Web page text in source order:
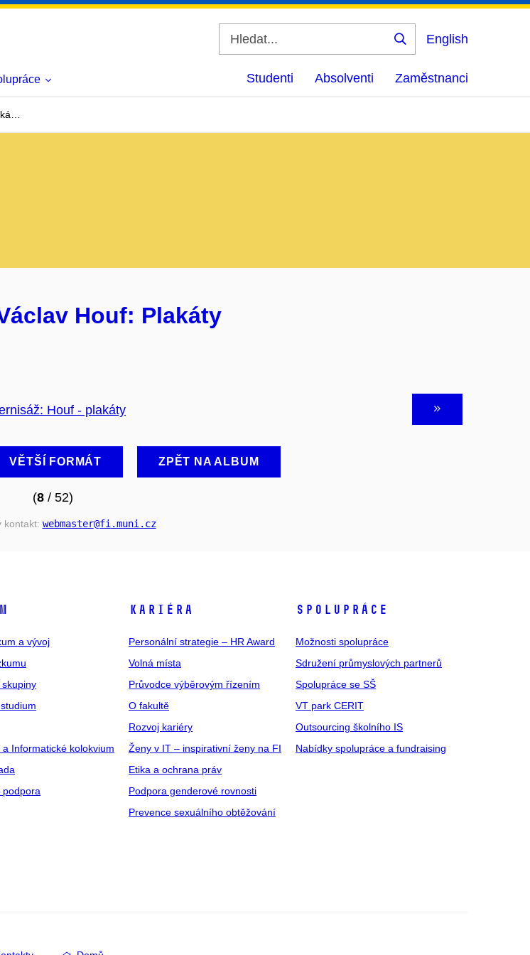
Vyhledat
English
Studenti Absolventi Zaměstnanci
Houf: Plakáty
VĚTŠÍ FORMÁT ZPĚT NA ALBUM
(8/ 52)
kontakt: webmaster@fi .muni .cz
a vývoj
a Informatické kolokvium
podpora
KARIÉRA
Personální strategie – HR Award
Volná místa
Průvodce výběrovým řízením
O fakultě
Rozvoj kariéry
Ženy v IT – inspirativní ženy na FI
Etika a ochrana práv
Podpora genderové rovnosti
Prevence sexuálního obtěžování
SPOLUPRÁCE
Možnosti spolupráce
Sdružení průmyslových partnerů
Spolupráce se SŠ
VT park CERIT
Outsourcing školního IS
Nabídky spolupráce a fundraising